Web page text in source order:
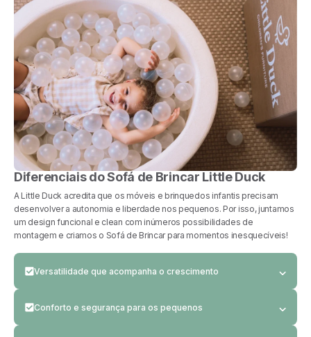
Diferenciais do Sofá de Brincar Little Duck
A Little Duck acredita que os móveis e brinquedos infantis precisam
desenvolver a autonomia e liberdade nos pequenos. Por isso, juntamos
um design funcional e clean com inúmeros possibilidades de
montagem e criamos o Sofá de Brincar para momentos inesquecíveis!
Versatilidade que acompanha o crescimento
apoio, uma almofada macia dobrável e uma base
Conforto e segurança para os pequenos